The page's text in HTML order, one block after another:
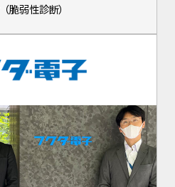
（脆弱性診断）